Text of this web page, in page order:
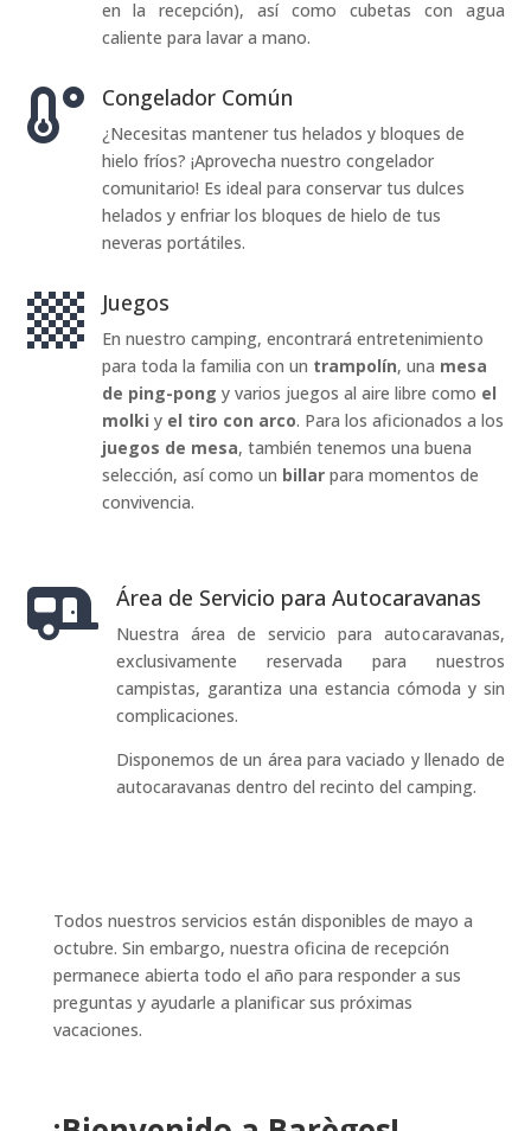
en la recepción), así como cubetas con agua
caliente para lavar a mano.
 Congelador Común
¿Necesitas mantener tus helados y bloques de
hielo fríos? ¡Aprovecha nuestro congelador
comunitario! Es ideal para conservar tus dulces
helados y enfriar los bloques de hielo de tus
neveras portátiles.
 Juegos
En nuestro camping, encontrará entretenimiento
para toda la familia con un trampolín, una mesa
de ping-pong y varios juegos al aire libre como el
molki y el tiro con arco. Para los aficionados a los
juegos de mesa, también tenemos una buena
selección, así como un billarpara momentos de
convivencia.
 Área de Servicio para Autocaravanas
Nuestra área de servicio para autocaravanas,
exclusivamente reservada para nuestros
campistas, garantiza una estancia cómoda y sin
complicaciones.
Disponemos de un área para vaciado y llenado de
autocaravanas dentro del recinto del camping.
Todos nuestros servicios están disponibles de mayo a
octubre. Sin embargo, nuestra oficina de recepción
permanece abierta todo el año para responder a sus
preguntas y ayudarle a planificar sus próximas
vacaciones.